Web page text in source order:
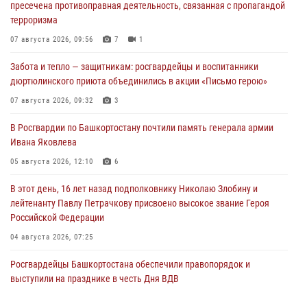
пресечена противоправная деятельность, связанная с пропагандой
терроризма
07 августа 2026, 09:56 7 1
Забота и тепло — защитникам: росгвардейцы и воспитанники
дюртюлинского приюта объединились в акции «Письмо герою»
07 августа 2026, 09:32 3
В Росгвардии по Башкортостану почтили память генерала армии
Ивана Яковлева
05 августа 2026, 12:10 6
В этот день, 16 лет назад подполковнику Николаю Злобину и
лейтенанту Павлу Петрачкову присвоено высокое звание Героя
Российской Федерации
04 августа 2026, 07:25
Росгвардейцы Башкортостана обеспечили правопорядок и
выступили на празднике в честь Дня ВДВ